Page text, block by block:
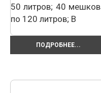
50 литров; 40 мешков
по 120 литров; В
ПОДРОБНЕЕ...